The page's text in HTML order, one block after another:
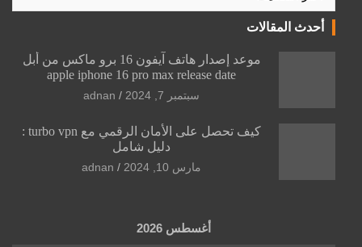
أحدث المقالات
موعد إصدار هاتف آيفون 16 برو ماكس من أبل
apple iphone 16 pro max release date
سبتمبر 7, 2024 adnan
كيف تحصل على الأمان الرقمي مع turbo vpn :
دليل شامل
مارس 10, 2024 adnan
أغسطس 2026